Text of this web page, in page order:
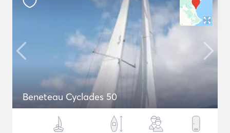
Beneteau Cyclades 50